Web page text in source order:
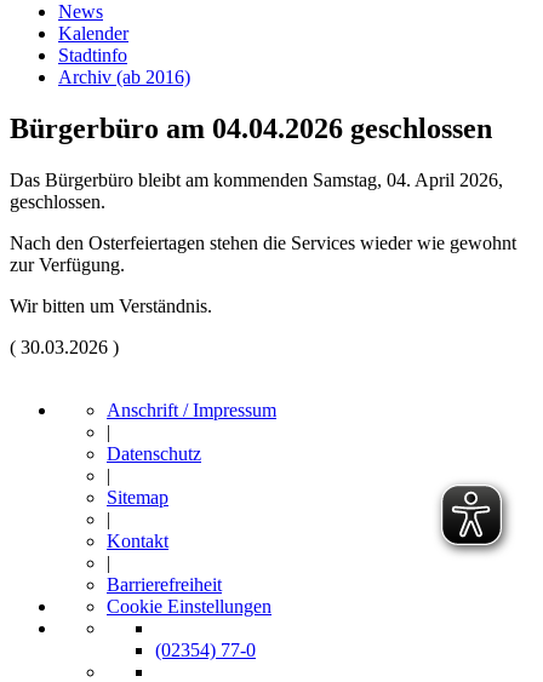
News
Kalender
Stadtinfo
Archiv (ab 2016)
Bürgerbüro am 04.04.2026 geschlossen
Das Bürgerbüro bleibt am kommenden Samstag, 04. April 2026,
geschlossen.
Nach den Osterfeiertagen stehen die Services wieder wie gewohnt
zur Verfügung.
Wir bitten um Verständnis.
( 30.03.2026 )
Anschrift / Impressum
|
Datenschutz
|
Sitemap
|
Kontakt
|
Barrierefreiheit
Cookie Einstellungen
(02354) 77-0